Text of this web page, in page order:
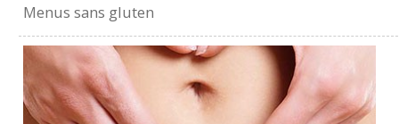
Menus sans gluten